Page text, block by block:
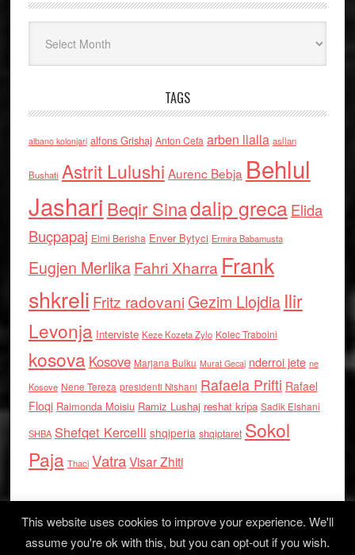
TAGS
albano kolonjari alfons Grishaj Anton Cefa arben llalla asllan
Bushati Astrit Lulushi Aurenc Bebja Behlul
Jashari Beqir Sinadalip grecaElida
Buçpapaj Elmi Berisha Enver Bytyci Ermira Babamusta
Eugjen MerlikaFahri Xharra Frank
shkreli Fritz radovaniGezim Llojdia Ilir
Levonja Interviste Keze Kozeta Zylo Kolec Traboini
kosova Kosove Marjana Bulku Murat Gecaj nderroi jete ne
Kosove Nene Tereza presidenti Nishani Rafaela Prifti Rafael
Floqi Raimonda Moisiu Ramiz Lushaj reshat kripa Sadik Elshani
SHBA Shefqet Kercelli shqiperia shqiptaret Sokol
Paja Thaci VatraVisar Zhiti
This website uses cookies to improve your experience. We'll
assume you're ok with this, but you can opt-out if you wish.